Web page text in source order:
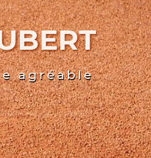
agréable